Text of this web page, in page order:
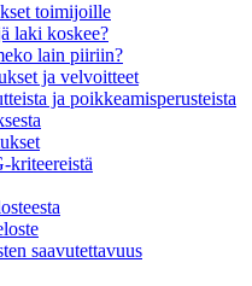
toimijoille
laki koskee?
lain piiriin?
ja velvoitteet
ja poikkeamisperusteista
kriteereistä
saavutettavuus